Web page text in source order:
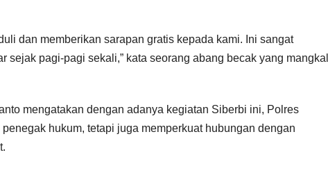
dan memberikan sarapan gratis kepada kami. Ini sangat
sejak pagi-pagi sekali,” kata seorang abang becak yang mangkal
mengatakan dengan adanya kegiatan Siberbi ini, Polres
hukum, tetapi juga memperkuat hubungan dengan